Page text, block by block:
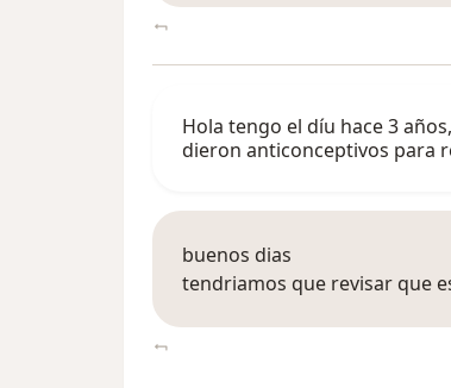
Hola tengo el díu hace 3
dieron anticonceptivos para
buenos dias
tendriamos que revisar que